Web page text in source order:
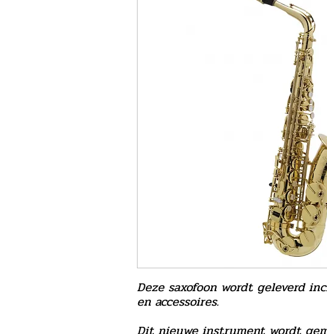
Deze saxofoon wordt geleverd
en accessoires.